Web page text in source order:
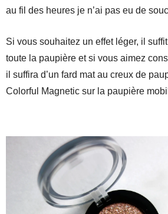
au fil des heures je n’ai pas eu de
Si vous souhaitez un effet léger, il
toute la paupière et si vous aimez
il suffira d’un fard mat au creux de
Colorful Magnetic sur la paupière